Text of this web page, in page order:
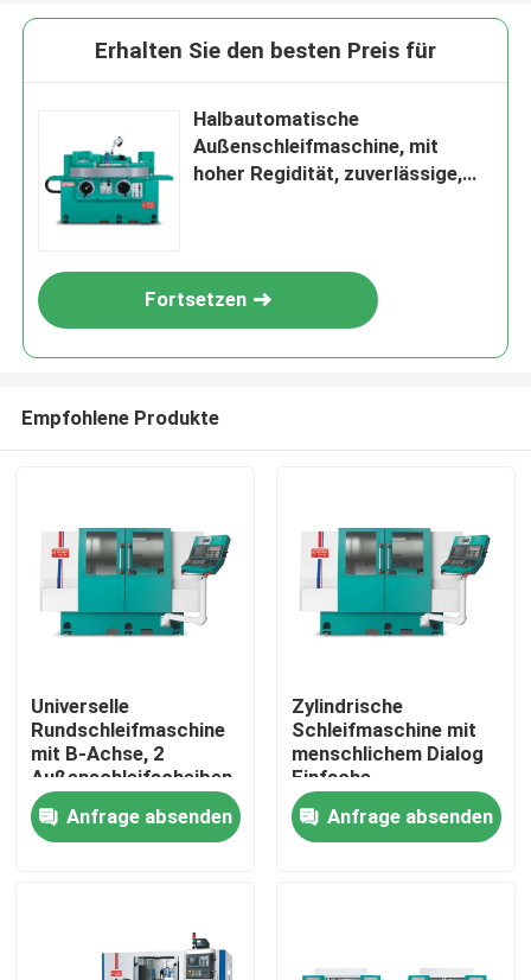
Zu Hause
Über uns
Erhalten Sie den besten Preis für
Halbautomatische
Außenschleifmaschine, mit
hoher Regidität, zuverlässige,
Fortsetzen
Empfohlene Produkte
Universelle
Rundschleifmaschine
mit B-Achse, 2
Außenschleifscheiben
und 1
Innenschleifscheibe
Anfrage absenden
Zylindrische
Schleifmaschine mit
menschlichem Dialog
Einfache
Programmierung CNC-
Controller
Anfrage absenden